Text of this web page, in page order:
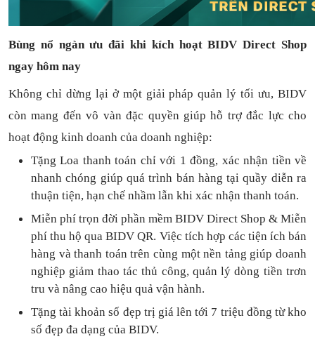
Bùng nổ ngàn ưu đãi khi kích hoạt BIDV Direct Shop
ngay hôm nay
Không chỉ dừng lại ở một giải pháp quản lý tối ưu, BIDV
còn mang đến vô vàn đặc quyền giúp hỗ trợ đắc lực cho
hoạt động kinh doanh của doanh nghiệp:
Tặng Loa thanh toán chỉ với 1đồng, xác nhận tiền về
nhanh chóng giúp quá trình bán hàng tại quầy diễn ra
thuận tiện, hạn chế nhầm lẫn khi xác nhận thanh toán.
Miễn phí trọn đời phần mềm BIDV Direct Shop & Miễn
phí thu hộ qua BIDV QR. Việc tích hợp các tiện ích bán
hàng và thanh toántrên cùng một nền tảng giúp doanh
nghiệp giảm thao tác thủ công, quản lý dòng tiền trơn
tru và nâng cao hiệu quả vận hành.
Tặngtài khoản số đẹp trị giá lên tới 7 triệu đồng từ kho
số đẹp đa dạng của BIDV.